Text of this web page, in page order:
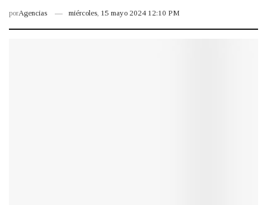
porAgencias miércoles, 15 mayo 2024 12:10 PM